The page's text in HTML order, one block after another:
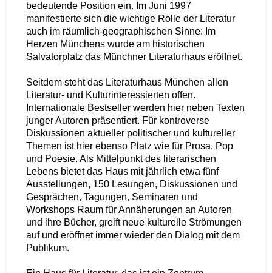
bedeutende Position ein. Im Juni 1997
manifestierte sich die wichtige Rolle der Literatur
auch im räumlich-geographischen Sinne: Im
Herzen Münchens wurde am historischen
Salvatorplatz das Münchner Literaturhaus eröffnet.
Seitdem steht das Literaturhaus München allen
Literatur- und Kulturinteressierten offen.
Internationale Bestseller werden hier neben Texten
junger Autoren präsentiert. Für kontroverse
Diskussionen aktueller politischer und kultureller
Themen ist hier ebenso Platz wie für Prosa, Pop
und Poesie. Als Mittelpunkt des literarischen
Lebens bietet das Haus mit jährlich etwa fünf
Ausstellungen, 150 Lesungen, Diskussionen und
Gesprächen, Tagungen, Seminaren und
Workshops Raum für Annäherungen an Autoren
und ihre Bücher, greift neue kulturelle Strömungen
auf und eröffnet immer wieder den Dialog mit dem
Publikum.